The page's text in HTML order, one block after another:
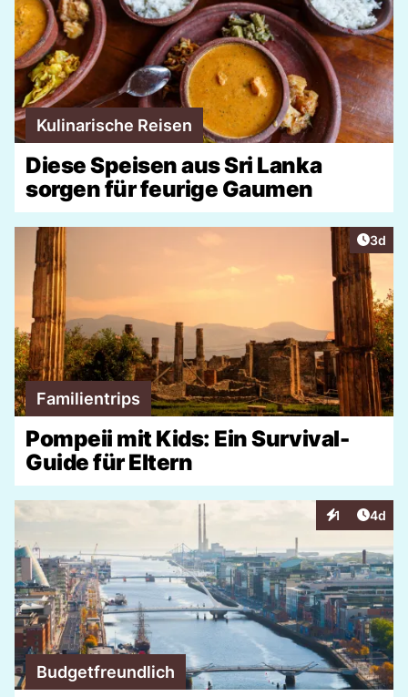
Kulinarische Reisen
Diese Speisen aus Sri Lanka
sorgen für feurige Gaumen
3d
Familientrips
Pompeii mit Kids: Ein Survival-
Guide für Eltern
1
Interaktionen
4d
Budgetfreundlich